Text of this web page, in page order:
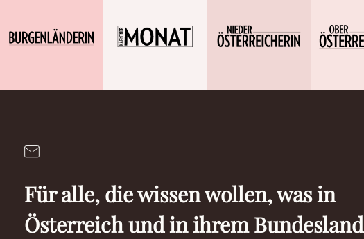
Für alle, die wissen wollen, was in
Österreich und in ihrem Bundesland